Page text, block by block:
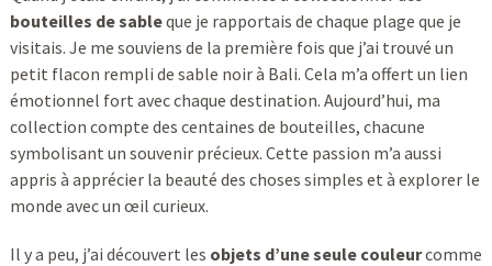
bouteilles de sableque je rapportais de chaque plage que je
visitais. Je me souviens de la première fois que j’ai trouvé un
petit flacon rempli de sable noir à Bali. Cela m’a offert un lien
émotionnel fort avec chaque destination. Aujourd’hui, ma
collection compte des centaines de bouteilles, chacune
symbolisant un souvenir précieux. Cette passion m’a aussi
appris à apprécier la beauté des choses simples et à explorer le
monde avec un œil curieux.
Il y a peu, j’ai découvert les objets d’une seule couleurcomme